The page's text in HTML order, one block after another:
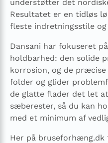
understøtter det
Resultatet er en tidløs
fleste indretningsstile
Dansani har fokuseret
holdbarhed: den solide
korrosion, og de
folder og glider
de glatte flader det let
sæberester, så du kan
med et minimum af
Her på bruseforhæng.dk